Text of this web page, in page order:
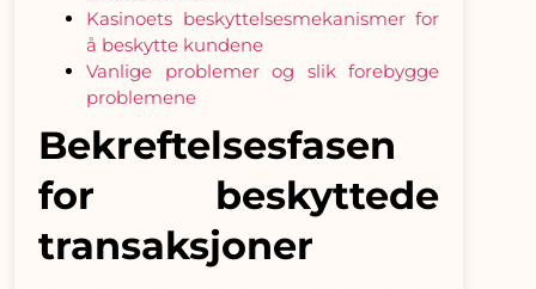
Kasinoets beskyttelsesmekanismer for
å beskytte kundene
Vanlige problemer og slik forebygge
problemene
Bekreftelsesfasen
for beskyttede
transaksjoner